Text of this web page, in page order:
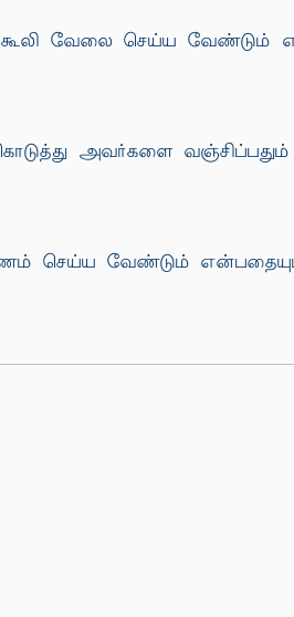
வேலை செய்ய வேண்டும்
அவர்களை
வேண்டும் என்பதையும்